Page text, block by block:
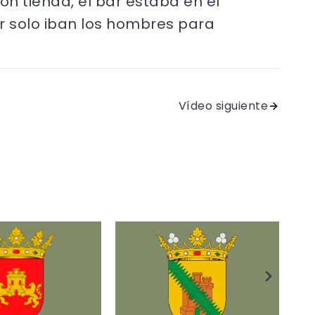
solo iban los hombres para
Vídeo siguiente